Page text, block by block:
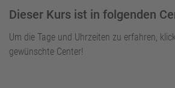
Dieser Kurs ist in folgenden
Um die Tage und Uhrzeiten zu erfahren,
gewünschte Center!